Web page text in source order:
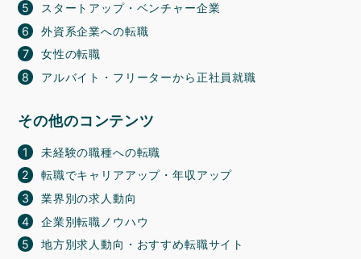
スタートアップ・ベンチャー企業
外資系企業への転職
女性の転職
アルバイト・フリーターから正社員就職
その他のコンテンツ
未経験の職種への転職
転職でキャリアアップ・年収アップ
業界別の求人動向
企業別転職ノウハウ
地方別求人動向・おすすめ転職サイト